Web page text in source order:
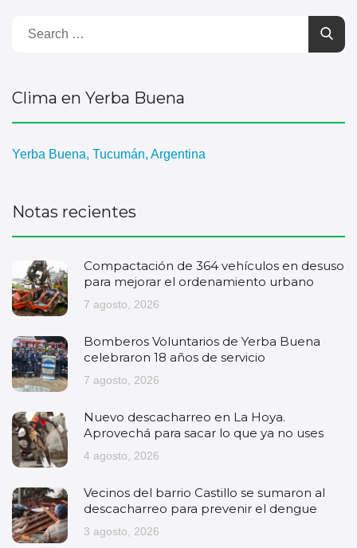
Clima en Yerba Buena
Yerba Buena, Tucumán, Argentina
Notas recientes
Compactación de 364 vehículos en desuso
para mejorar el ordenamiento urbano
7 agosto, 2026
Bomberos Voluntarios de Yerba Buena
celebraron 18 años de servicio
7 agosto, 2026
Nuevo descacharreo en La Hoya.
Aprovechá para sacar lo que ya no uses
4 agosto, 2026
Vecinos del barrio Castillo se sumaron al
descacharreo para prevenir el dengue
3 agosto, 2026